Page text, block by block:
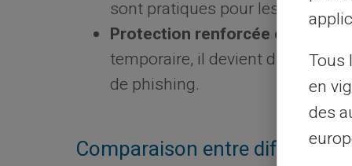
sont pratiques pour les achats
Protection renforcée contre le
temporaire, il devient difficile
de phishing.
Comparaison entre différents
Tous
en
des